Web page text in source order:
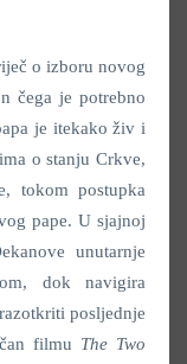
o izboru novog
čega je potrebno
je itekako živ i
o stanju Crkve,
tokom postupka
pape. U sjajnoj
unutarnje
dok navigira
posljednje
filmu The Two